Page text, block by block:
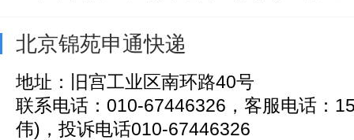
北京锦苑申通快递
地址：旧宫工业区南环路40号
联系电话：010-67446326，客服电话：
伟)，投诉电话010-67446326